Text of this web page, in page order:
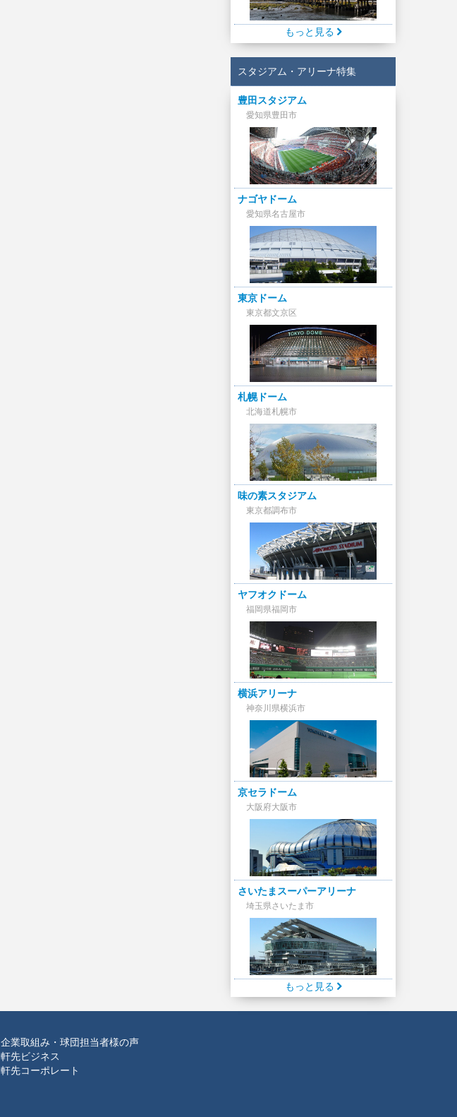
もっと見る
スタジアム・アリーナ特集
豊田スタジアム
愛知県豊田市
ナゴヤドーム
愛知県名古屋市
東京ドーム
東京都文京区
札幌ドーム
北海道札幌市
味の素スタジアム
東京都調布市
ヤフオクドーム
福岡県福岡市
横浜アリーナ
神奈川県横浜市
京セラドーム
大阪府大阪市
さいたまスーパーアリーナ
埼玉県さいたま市
もっと見る
企業取組み・球団担当者様の声
軒先ビジネス
軒先コーポレート